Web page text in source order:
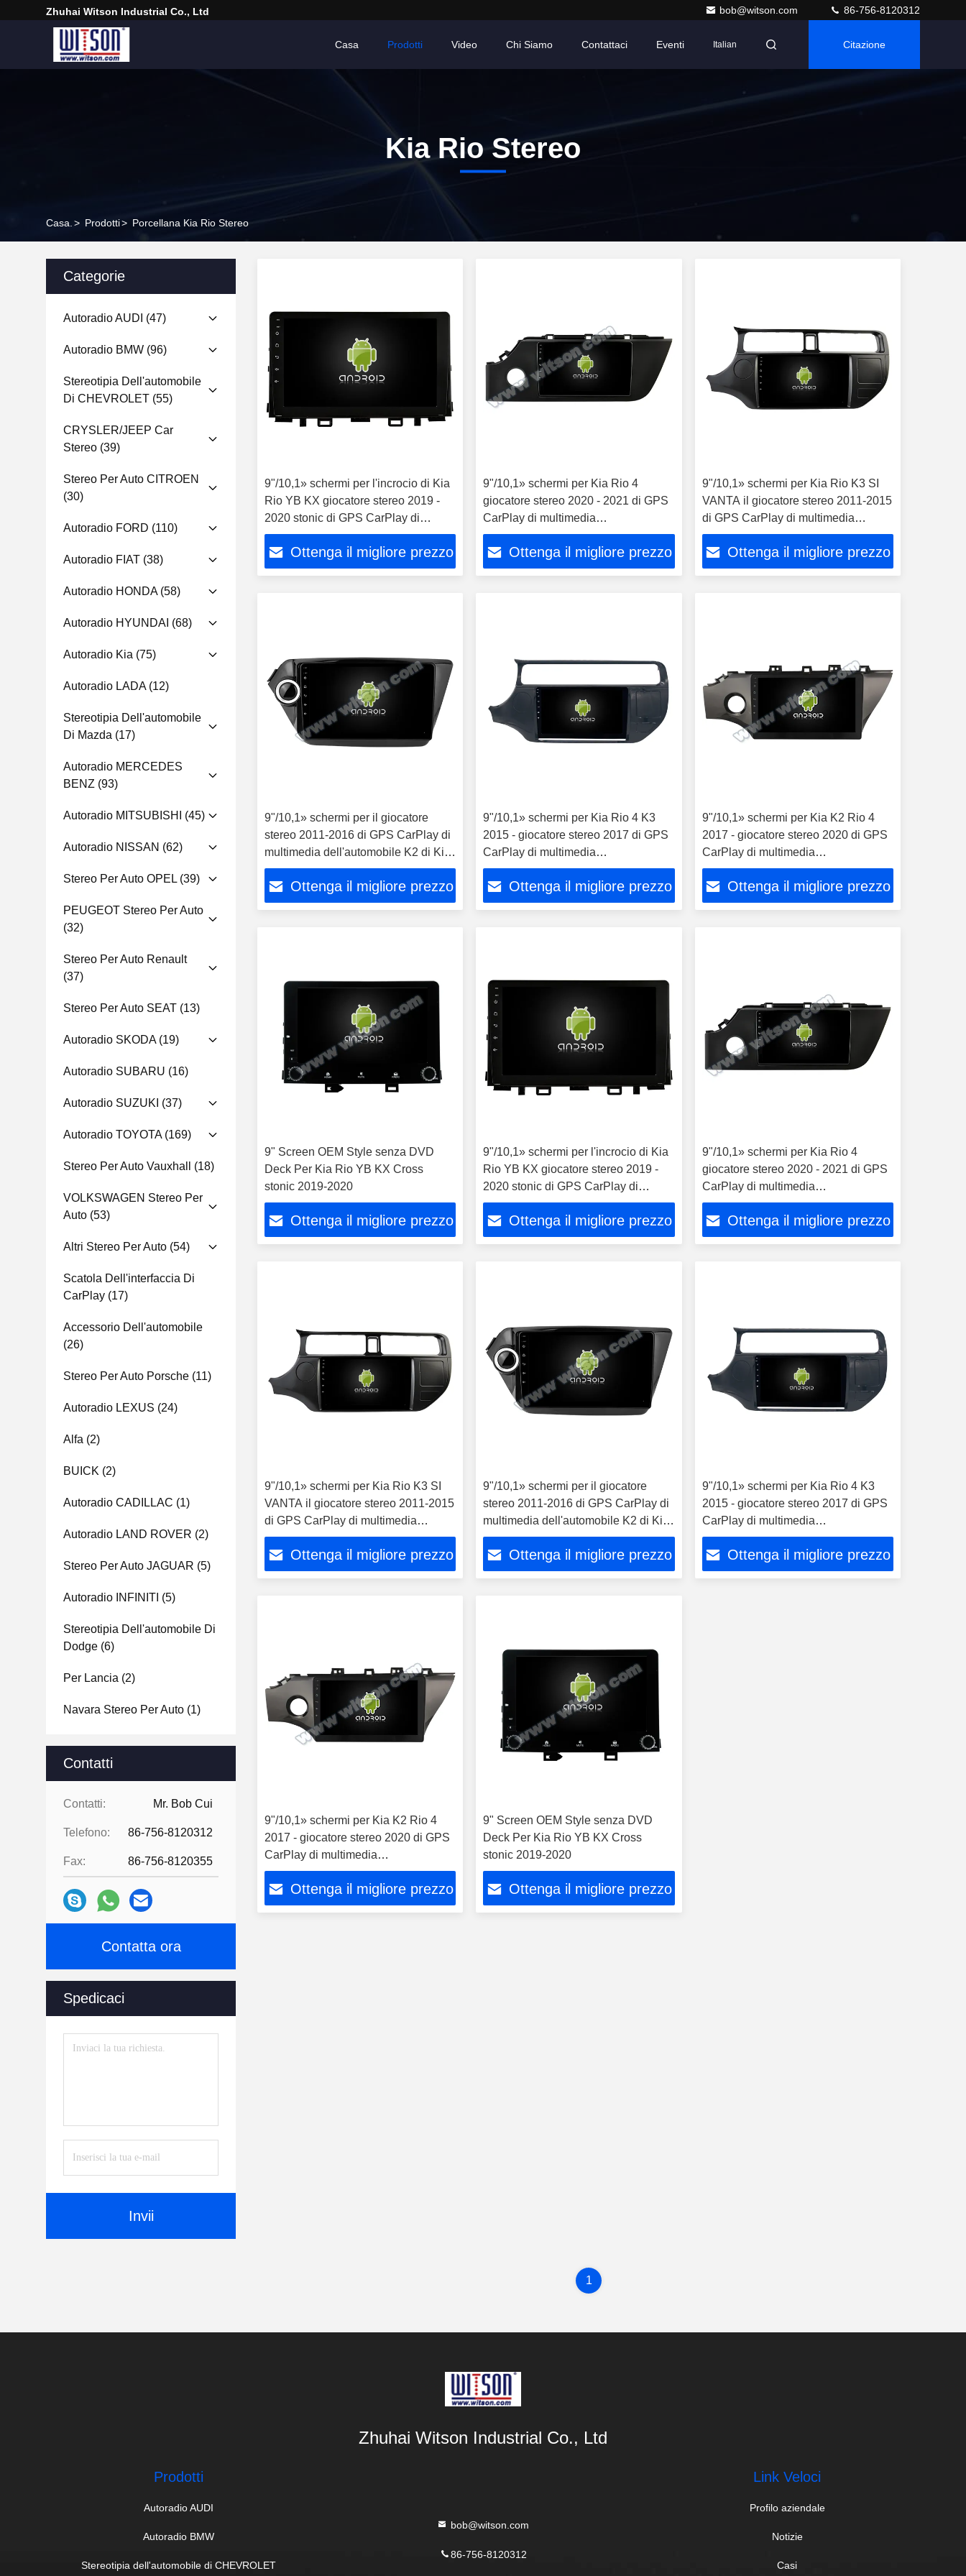
Zhuhai Witson Industrial Co., Ltd bob@witson.com 86-756-8120312
Casa Prodotti Video Chi Siamo Contattaci Eventi Italian Citazione
Kia Rio Stereo
Casa. > Prodotti> Porcellana Kia Rio Stereo
Categorie
Autoradio AUDI (47)
Autoradio BMW (96)
Stereotipia Dell'automobile
Di CHEVROLET (55)
CRYSLER/JEEP Car
Stereo (39)
Stereo Per Auto CITROEN
(30)
Autoradio FORD (110)
Autoradio FIAT (38)
Autoradio HONDA(58)
Autoradio HYUNDAI (68)
Autoradio Kia (75)
Autoradio LADA(12)
Stereotipia Dell'automobile
Di Mazda (17)
Autoradio MERCEDES
BENZ (93)
Autoradio MITSUBISHI (45)
Autoradio NISSAN (62)
Stereo Per Auto OPEL (39)
PEUGEOT Stereo Per Auto
(32)
Stereo Per Auto Renault
(37)
Stereo Per Auto SEAT (13)
Autoradio SKODA(19)
Autoradio SUBARU (16)
Autoradio SUZUKI (37)
Autoradio TOYOTA(169)
Stereo Per Auto Vauxhall (18)
VOLKSWAGEN Stereo Per
Auto (53)
Altri Stereo Per Auto (54)
Scatola Dell'interfaccia Di
CarPlay (17)
Accessorio Dell'automobile
(26)
Stereo Per Auto Porsche (11)
Autoradio LEXUS (24)
Alfa (2)
BUICK (2)
Autoradio CADILLAC (1)
Autoradio LAND ROVER (2)
Stereo Per Auto JAGUAR (5)
Autoradio INFINITI (5)
Stereotipia Dell'automobile Di
Dodge (6)
Per Lancia (2)
Navara Stereo Per Auto (1)
Contatti
Contatti: Mr. Bob Cui
Telefono: 86-756-8120312
Fax: 86-756-8120355
Contatta ora
Spedicaci
Invii
9"/10,1» schermi per l'incrocio di Kia
Rio YB KX giocatore stereo 2019 -
2020 stonic di GPS CarPlay di
multimedia dell'automobile
Ottenga il migliore prezzo
9"/10,1» schermi per Kia Rio 4
giocatore stereo 2020 - 2021 di GPS
CarPlay di multimedia
dell'automobile
Ottenga il migliore prezzo
9"/10,1» schermi per Kia Rio K3 SI
VANTA il giocatore stereo 2011-2015
di GPS CarPlay di multimedia
dell'automobile
Ottenga il migliore prezzo
9"/10,1» schermi per il giocatore
stereo 2011-2016 di GPS CarPlay di
multimedia dell'automobile K2 di Kia
Rio 3
Ottenga il migliore prezzo
9"/10,1» schermi per Kia Rio 4 K3
2015 - giocatore stereo 2017 di GPS
CarPlay di multimedia
dell'automobile
Ottenga il migliore prezzo
9"/10,1» schermi per Kia K2 Rio 4
2017 - giocatore stereo 2020 di GPS
CarPlay di multimedia
dell'automobile
Ottenga il migliore prezzo
9" Screen OEM Style senza DVD
Deck Per Kia Rio YB KX Cross
stonic 2019-2020
Ottenga il migliore prezzo
9"/10,1» schermi per l'incrocio di Kia
Rio YB KX giocatore stereo 2019 -
2020 stonic di GPS CarPlay di
multimedia dell'automobile
Ottenga il migliore prezzo
9"/10,1» schermi per Kia Rio 4
giocatore stereo 2020 - 2021 di GPS
CarPlay di multimedia
dell'automobile
Ottenga il migliore prezzo
9"/10,1» schermi per Kia Rio K3 SI
VANTA il giocatore stereo 2011-2015
di GPS CarPlay di multimedia
dell'automobile
Ottenga il migliore prezzo
9"/10,1» schermi per il giocatore
stereo 2011-2016 di GPS CarPlay di
multimedia dell'automobile K2 di Kia
Rio 3
Ottenga il migliore prezzo
9"/10,1» schermi per Kia Rio 4 K3
2015 - giocatore stereo 2017 di GPS
CarPlay di multimedia
dell'automobile
Ottenga il migliore prezzo
9"/10,1» schermi per Kia K2 Rio 4
2017 - giocatore stereo 2020 di GPS
CarPlay di multimedia
dell'automobile
Ottenga il migliore prezzo
9" Screen OEM Style senza DVD
Deck Per Kia Rio YB KX Cross
stonic 2019-2020
Ottenga il migliore prezzo
1
Zhuhai Witson Industrial Co., Ltd
Prodotti
Autoradio AUDI
Autoradio BMW
Stereotipia dell'automobile di CHEVROLET
bob@witson.com
86-756-8120312
Link Veloci
Profilo aziendale
Notizie
Casi